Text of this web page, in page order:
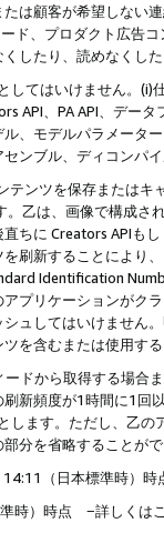
は顧客が希望しない
ド、プロダクト広告
したり、読めなくし
してはいけません。
API、PA API、デー
、モデルパラメータ
ンブル、ディコンパ
テンツを保存または
乙は、画像で構成
ちに Creators APIも
刷新することにより
Identification
プリケーションがク
ュしてはいけません
を含むまたは使用す
ドから取得する場合
新頻度が1時間に1
ます。ただし、乙
分を省略することが
14:11（日本標準時）
時）時点 −詳しくは